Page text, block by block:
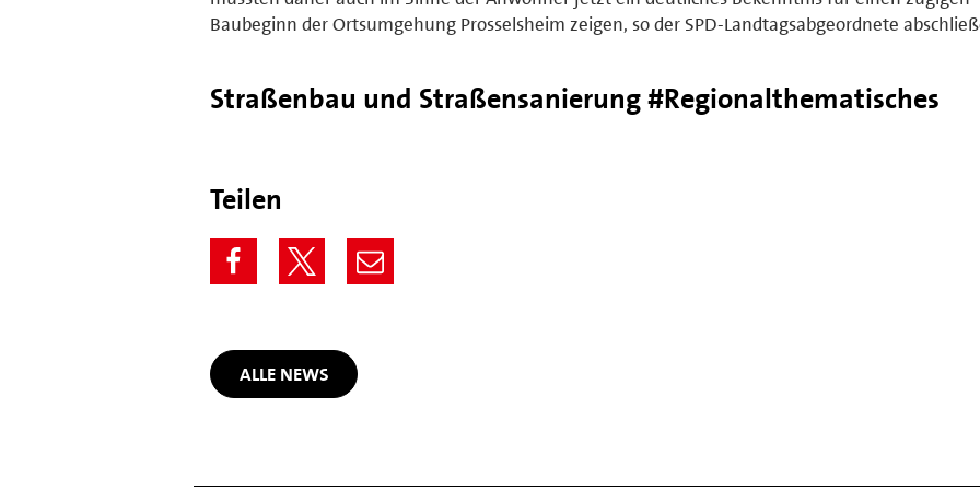
Baubeginn der Ortsumgehung Prosselsheim zeigen, so der SPD-Landtagsabgeordnete
Straßenbau und Straßensanierung #Regionalthematisches
Teilen
ALLE NEWS